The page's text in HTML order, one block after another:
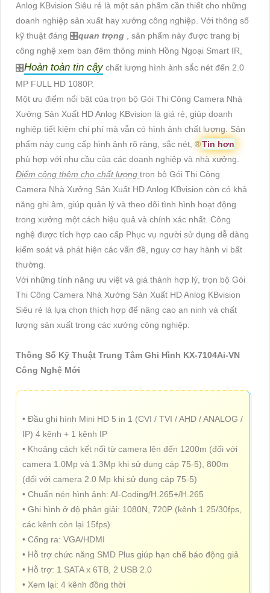
Anlog KBvision Siêu rẻ là một sản phẩm cần thiết cho những
doanh nghiệp sản xuất hay xưởng công nghiệp. Với thông số
kỹ thuật đáng 🎛quan trọng , sản phẩm này được trang bị
công nghệ xem ban đêm thông minh Hồng Ngoại Smart IR,
🎛Hoàn toàn tin cậychất lượng hình ảnh sắc nét đến 2.0
MP FULL HD 1080P.
Một ưu điểm nổi bật của trọn bộ Gói Thi Công Camera Nhà
Xưởng Sản Xuất HD Anlog KBvision là giá rẻ, giúp doanh
nghiệp tiết kiệm chi phí mà vẫn có hình ảnh chất lượng. Sản
phẩm này cung cấp hình ảnh rõ ràng, sắc nét, ®️Tin hơn
phù hợp với nhu cầu của các doanh nghiệp và nhà xưởng.
Điểm cộng thêm cho chất lượng trọn bộ Gói Thi Công
Camera Nhà Xưởng Sản Xuất HD Anlog KBvision còn có khả
năng ghi âm, giúp quản lý và theo dõi tình hình hoạt động
trong xưởng một cách hiệu quả và chính xác nhất. Công
nghệ được tích hợp cao cấp Phục vụ người sử dụng dễ dàng
kiểm soát và phát hiện các vấn đề, nguy cơ hay hành vi bất
thường.
Với những tính năng ưu việt và giá thành hợp lý, trọn bộ Gói
Thi Công Camera Nhà Xưởng Sản Xuất HD Anlog KBvision
Siêu rẻ là lựa chọn thích hợp để nâng cao an ninh và chất
lượng sản xuất trong các xưởng công nghiệp.
Thông Số Kỹ Thuật Trung Tâm Ghi Hình KX-7104Ai-VN
Công Nghệ Mới
• Đầu ghi hình Mini HD 5 in 1 (CVI / TVI / AHD / ANALOG /
IP) 4 kênh + 1 kênh IP
• Khoảng cách kết nối từ camera lên đến 1200m (đối với
camera 1.0Mp và 1.3Mp khi sử dụng cáp 75-5), 800m
(đối với camera 2.0 Mp khi sử dụng cáp 75-5)
• Chuẩn nén hình ảnh: AI-Coding/H.265+/H.265
• Ghi hình ở độ phân giải: 1080N, 720P (kênh 1 25/30fps,
các kênh còn lại 15fps)
• Cổng ra: VGA/HDMI
• Hỗ trợ chức năng SMD Plus giúp hạn chế báo động giả
• Hỗ trợ: 1 SATA x 6TB, 2 USB 2.0
• Xem lại: 4 kênh đồng thời